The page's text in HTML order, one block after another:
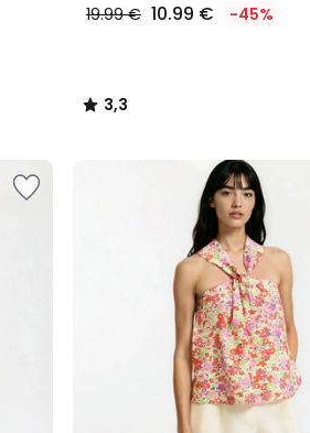
19.99 € 10.99 € -45%
3,3
/